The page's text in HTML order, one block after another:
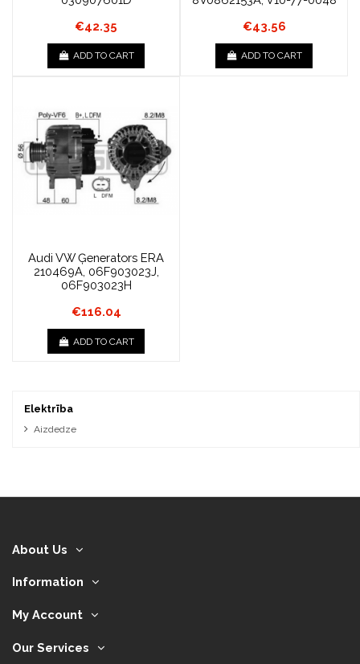
€42.35
ADD TO CART
€43.56
ADD TO CART
Audi VW Ģenerators ERA
210469A, 06F903023J,
06F903023H
€116.04
ADD TO CART
Elektrība
Aizdedze
About Us
Information
My Account
Our Services